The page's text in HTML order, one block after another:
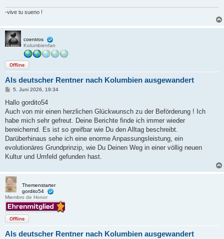
-vive tu sueno !
coentros
Kolumbienfan
Offline
Als deutscher Rentner nach Kolumbien ausgewandert
B
i
r
a
5. Juni 2026, 19:34
Hallo gordito54
Auch von mir einen herzlichen Glückwunsch zu der Beförderung ! Ich
habe mich sehr gefreut. Deine Berichte finde ich immer wieder
bereichernd. Es ist so greifbar wie Du den Alltag beschreibt.
Darüberhinaus sehe ich eine enorme Anpassungsleistung, ein
evolutionäres Grundprinzip, wie Du Deinen Weg in einer völlig neuen
Kultur und Umfeld gefunden hast.
Themenstarter
gordito54
Miembro de Honor
Offline
Als deutscher Rentner nach Kolumbien ausgewandert